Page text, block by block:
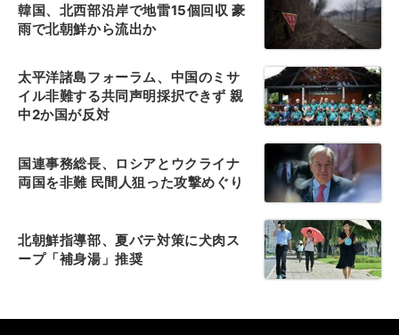
韓国、北西部沿岸で地雷15個回収 豪
雨で北朝鮮から流出か
太平洋諸島フォーラム、中国のミサ
イル非難する共同声明採択できず 親
中2か国が反対
国連事務総長、ロシアとウクライナ
両国を非難 民間人狙った攻撃めぐり
北朝鮮指導部、夏バテ対策に犬肉ス
ープ「補身湯」推奨